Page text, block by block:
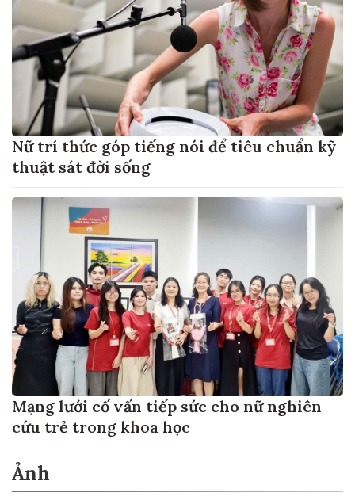
Nữ trí thức góp tiếng nói để tiêu chuẩn kỹ
thuật sát đời sống
Mạng lưới cố vấn tiếp sức cho nữ nghiên
cứu trẻ trong khoa học
Ảnh